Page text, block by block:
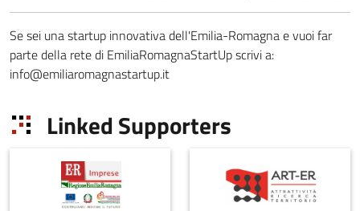
Se sei una startup innovativa dell'Emilia-Romagna e vuoi far
parte della rete di EmiliaRomagnaStartUp scrivi a:
info@emiliaromagnastartup.it
Linked Supporters